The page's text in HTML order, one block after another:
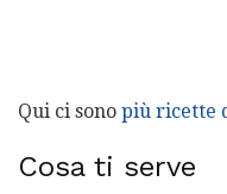
Qui ci sono più ricette
Cosa ti serve